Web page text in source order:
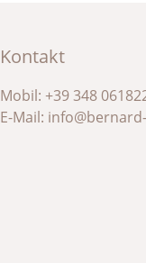
Kontakt
Mobil: +39 348
E-Mail: